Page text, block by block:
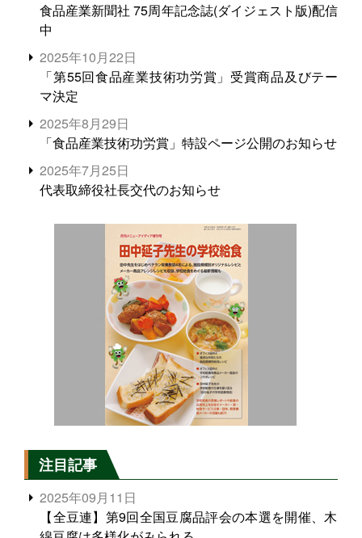
食品産業新聞社 75周年記念誌(ダイジェスト版)配信
中
2025年10月22日
「第55回食品産業技術功労賞」受賞商品及びテー
マ決定
2025年8月29日
「食品産業技術功労賞」特設ページ公開のお知らせ
2025年7月25日
代表取締役社長交代のお知らせ
注目記事
2025年09月11日
【全豆連】第9回全国豆腐品評会の本選を開催、木